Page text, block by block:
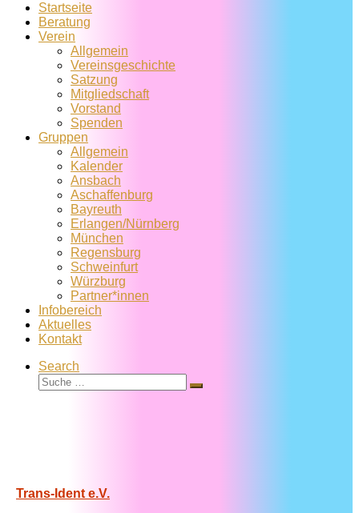
Startseite
Beratung
Verein
Allgemein
Vereins­geschichte
Satzung
Mitglied­schaft
Vorstand
Spenden
Gruppen
Allgemein
Kalender
Ansbach
Aschaffenburg
Bayreuth
Erlangen/Nürnberg
München
Regensburg
Schweinfurt
Würzburg
Partner*innen
Infobereich
Aktuelles
Kontakt
Search
Suche
Suche
Trans-Ident e.V.